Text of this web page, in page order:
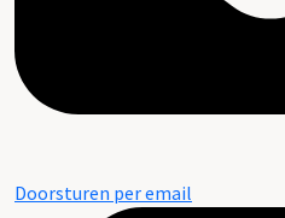
Doorsturen per email